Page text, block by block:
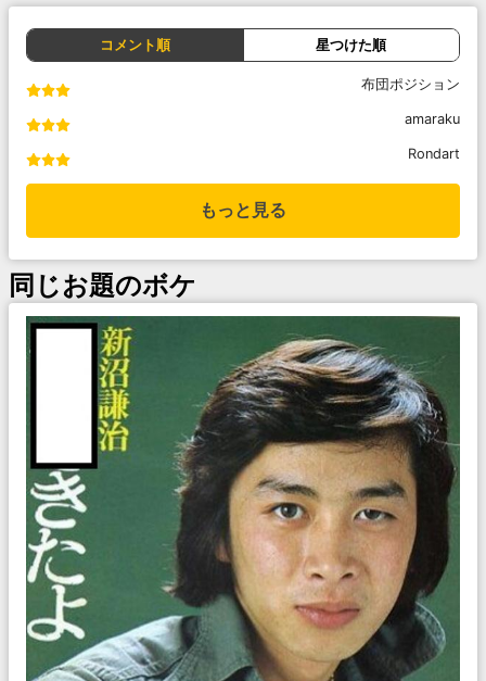
コメント順 星つけた順
布団ポジション
amaraku
Rondart
もっと見る
同じお題のボケ